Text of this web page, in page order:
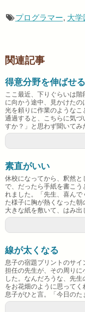
プログラマー, 大学
関連記事
得意分野を伸ばせ
ここ最近、下りぐらいは
に向かう途中、見かけた
光を頼りに作業のようなこ
通過すると、こちらに気
すか？」と思わず聞いて
素直がいい
休校になってから、釈然
で、だったら手紙を書こう
れました。「先生、喜ん
た様子に胸が熱くなった
大きな紙を敷いて、はみ
線が太くなる
息子の宿題プリントのサ
担任の先生が、その周りに
した。なんだろうな、先
をお花畑のように思ってく
息子がひと言。「今日の